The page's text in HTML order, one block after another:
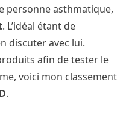
personne asthmatique,
. L’idéal étant de
discuter avec lui.
afin de tester le
voici mon classement
.